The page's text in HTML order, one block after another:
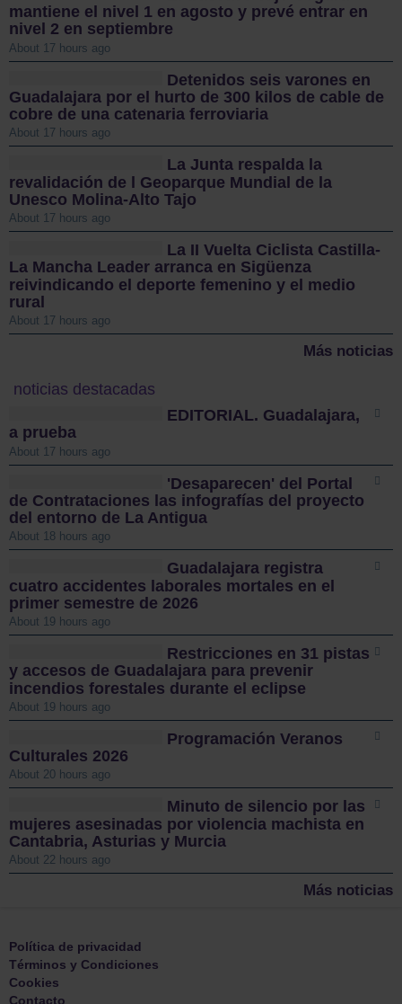
mantiene el nivel 1 en agosto y prevé entrar en
nivel 2 en septiembre
About 17 hours ago
Detenidos seis varones en
Guadalajara por el hurto de 300 kilos de cable de
cobre de una catenaria ferroviaria
About 17 hours ago
La Junta respalda la
revalidación de l Geoparque Mundial de la
Unesco Molina-Alto Tajo
About 17 hours ago
La II Vuelta Ciclista Castilla-
La Mancha Leader arranca en Sigüenza
reivindicando el deporte femenino y el medio
rural
About 17 hours ago
Más noticias
noticias destacadas
EDITORIAL. Guadalajara,
a prueba
About 17 hours ago
'Desaparecen' del Portal
de Contrataciones las infografías del proyecto
del entorno de La Antigua
About 18 hours ago
Guadalajara registra
cuatro accidentes laborales mortales en el
primer semestre de 2026
About 19 hours ago
Restricciones en 31 pistas
y accesos de Guadalajara para prevenir
incendios forestales durante el eclipse
About 19 hours ago
Programación Veranos
Culturales 2026
About 20 hours ago
Minuto de silencio por las
mujeres asesinadas por violencia machista en
Cantabria, Asturias y Murcia
About 22 hours ago
Más noticias
Política de privacidad
Términos y Condiciones
Cookies
Contacto